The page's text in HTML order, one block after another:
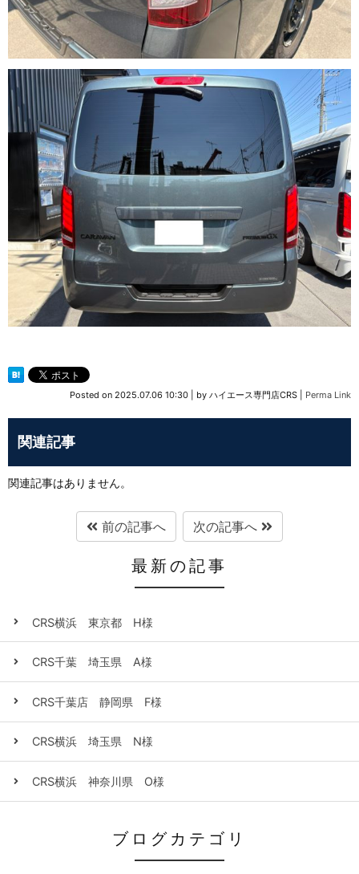
Posted on 2025.07.06 10:30 by ハイエース専門店CRS Perma Link
関連記事
関連記事はありません。
前の記事へ 次の記事へ
最新の記事
CRS横浜 東京都 H様
CRS千葉 埼玉県 A様
CRS千葉店 静岡県 F様
CRS横浜 埼玉県 N様
CRS横浜 神奈川県 O様
ブログカテゴリ